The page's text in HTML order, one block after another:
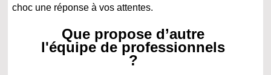
choc une réponse à vos attentes.
Que propose d’autre
l'équipe de professionnels
?